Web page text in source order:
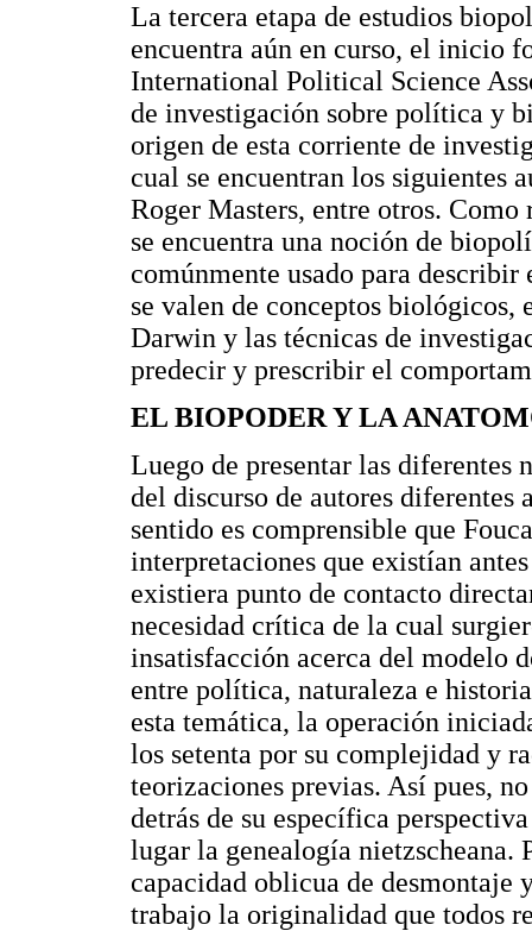
La tercera etapa de estudios
encuentra aún en curso, el inicio
International Political Science
de investigación sobre política y
origen de esta corriente de
cual se encuentran los siguientes
Roger Masters, entre otros.
se encuentra una noción de
comúnmente usado para
se valen de conceptos
Darwin y las técnicas de
predecir y prescribir el
EL BIOPODER Y LA
Luego de presentar las diferentes
del discurso de autores
sentido es comprensible que
interpretaciones que existían
existiera punto de contacto
necesidad crítica de la cual
insatisfacción acerca del modelo
entre política, naturaleza e
esta temática, la operación
los setenta por su complejidad y
teorizaciones previas. Así pues,
detrás de su específica
lugar la genealogía nietzscheana.
capacidad oblicua de desmontaje
trabajo la originalidad que todos